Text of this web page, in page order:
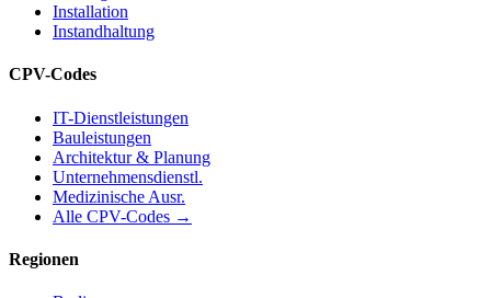
Installation
Instandhaltung
CPV-Codes
IT-Dienstleistungen
Bauleistungen
Architektur & Planung
Unternehmensdienstl.
Medizinische Ausr.
Alle CPV-Codes →
Regionen